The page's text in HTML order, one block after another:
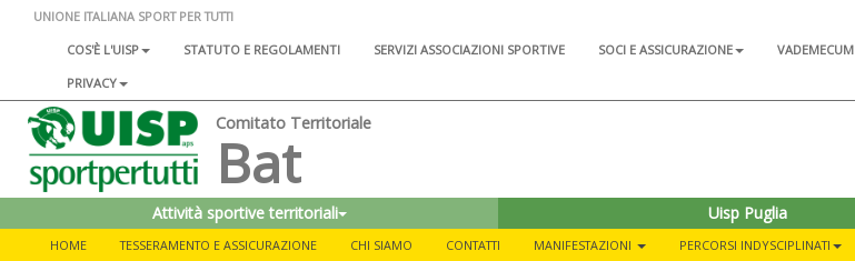
UNIONE ITALIANA SPORT PER TUTTI
COS'È L'UISP
STATUTO E REGOLAMENTI SERVIZI ASSOCIAZIONI SPORTIVE SOCI E ASSICURAZIONE VADEMECUM
PRIVACY
Comitato Territoriale
Bat
Attività sportive territoriali Uisp Puglia
HOME TESSERAMENTO E ASSICURAZIONE CHI SIAMO CONTATTI MANIFESTAZIONI PERCORSI INDYSCIPLINATI